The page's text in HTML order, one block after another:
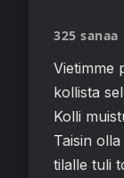
325
Vietimme
kollista
Kolli
Taisin
tilalle tuli